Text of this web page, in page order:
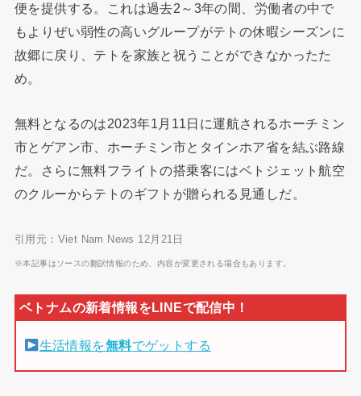
便を提供する。これは過去2～3年の間、労働者の中で
もよりぜい弱性の高いグループがテトの休暇シーズンに
故郷に戻り、テトを家族と祝うことができなかったた
め。
無料となるのは2023年1月11日に運航されるホーチミン
市とゲアン市、ホーチミン市とタインホア省を結ぶ路線
だ。さらに無料フライトの搭乗客にはベトジェット航空
のクルーからテトのギフトが贈られる見通しだ。
引用元：Viet Nam News 12月21日
※本記事はソースの翻訳情報のため、内容が変更される場合もあります。
生活情報を無料でゲットする